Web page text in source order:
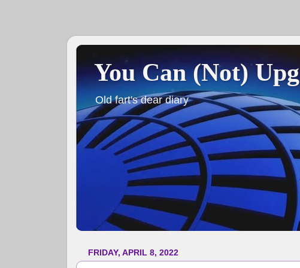
You Can (Not)
Old fart's dear diary
FRIDAY, APRIL 8, 2022